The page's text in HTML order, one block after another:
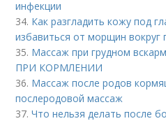
инфекции
34. Как разгладить кожу под
избавиться от морщин вокруг
35. Массаж при грудном
ПРИ КОРМЛЕНИИ
36. Массаж после родов
послеродовой массаж
37.Что нельзя делать после